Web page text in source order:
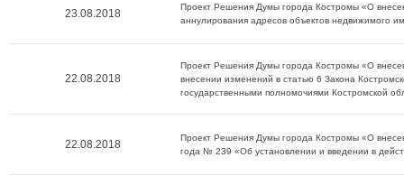
23.08.2018
Проект Решения Думы города Костромы «О
аннулирования адресов объектов недвижимого
22.08.2018
Проект Решения Думы города Костромы «О
внесении изменений в статью 6 Закона
государственными полномочиями Костромской
22.08.2018
Проект Решения Думы города Костромы «О
года № 239 «Об установлении и введении в